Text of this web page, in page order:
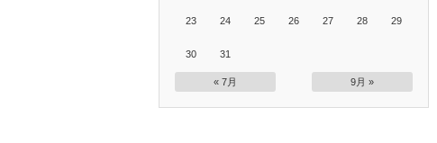
23 24 25 26 27 28 29
30 31
« 7月 9月 »